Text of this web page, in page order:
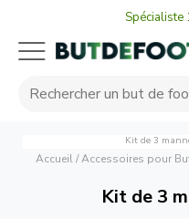
Spécialiste
Kit de 3
Accueil/Accessoires pour
Kit de 3